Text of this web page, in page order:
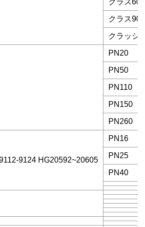
クラス600
クラス900
クラッシ
PN20
PN50
PN110
PN150
PN260
9124 HG20592~20605
PN16
PN25
PN40